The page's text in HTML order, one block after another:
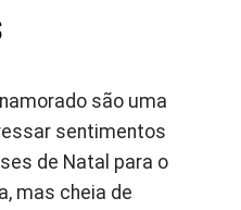
são uma
sentimentos
de Natal para o
mas cheia de